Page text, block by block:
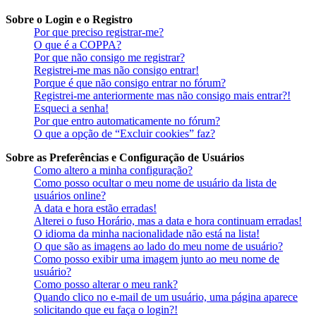
Sobre o Login e o Registro
Por que preciso registrar-me?
O que é a COPPA?
Por que não consigo me registrar?
Registrei-me mas não consigo entrar!
Porque é que não consigo entrar no fórum?
Registrei-me anteriormente mas não consigo mais entrar?!
Esqueci a senha!
Por que entro automaticamente no fórum?
O que a opção de “Excluir cookies” faz?
Sobre as Preferências e Configuração de Usuários
Como altero a minha configuração?
Como posso ocultar o meu nome de usuário da lista de
usuários online?
A data e hora estão erradas!
Alterei o fuso Horário, mas a data e hora continuam erradas!
O idioma da minha nacionalidade não está na lista!
O que são as imagens ao lado do meu nome de usuário?
Como posso exibir uma imagem junto ao meu nome de
usuário?
Como posso alterar o meu rank?
Quando clico no e-mail de um usuário, uma página aparece
solicitando que eu faça o login?!